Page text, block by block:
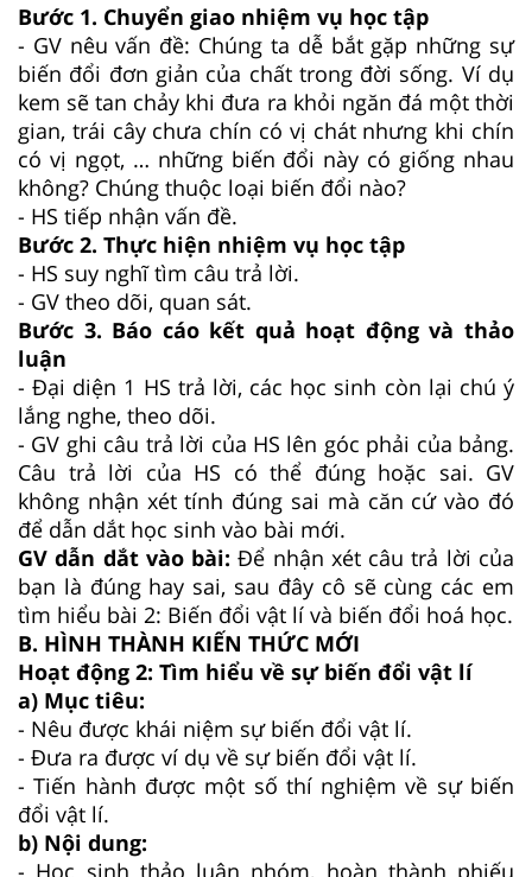
Bước 1. Chuyển giao nhiệm vụ học tập
- GV nêu vấn đề: Chúng ta dễ bắt gặp những sự
biến đổi đơn giản của chất trong đời sống. Ví dụ
kem sẽ tan chảy khi đưa ra khỏi ngăn đá một thời
gian, trái cây chưa chín có vị chát nhưng khi chín
có vị ngọt, … những biến đổi này có giống nhau
không? Chúng thuộc loại biến đổi nào?
- HS tiếp nhận vấn đề.
Bước 2. Thực hiện nhiệm vụ học tập
- HS suy nghĩ tìm câu trả lời.
- GV theo dõi, quan sát.
Bước 3. Báo cáo kết quả hoạt động và thảo
luận
- Đại diện 1 HS trả lời, các học sinh còn lại chú ý
lắng nghe, theo dõi.
- GV ghi câu trả lời của HS lên góc phải của bảng.
Câu trả lời của HS có thể đúng hoặc sai. GV
không nhận xét tính đúng sai mà căn cứ vào đó
để dẫn dắt học sinh vào bài mới.
GV dẫn dắt vào bài: Để nhận xét câu trả lời của
bạn là đúng hay sai, sau đây cô sẽ cùng các em
tìm hiểu bài 2: Biến đổi vật lí và biến đổi hoá học.
B. HÌNH THÀNH KIẾN THỨC MỚI
Hoạt động 2: Tìm hiểu về sự biến đổi vật lí
a) Mục tiêu:
- Nêu được khái niệm sự biến đổi vật lí.
- Đưa ra được ví dụ về sự biến đổi vật lí.
- Tiến hành được một số thí nghiệm về sự biến
đổi vật lí.
b) Nội dung:
- Học sinh thảo luận nhóm, hoàn thành phiếu